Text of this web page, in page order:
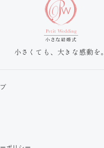
小さくても、大きな感動を。